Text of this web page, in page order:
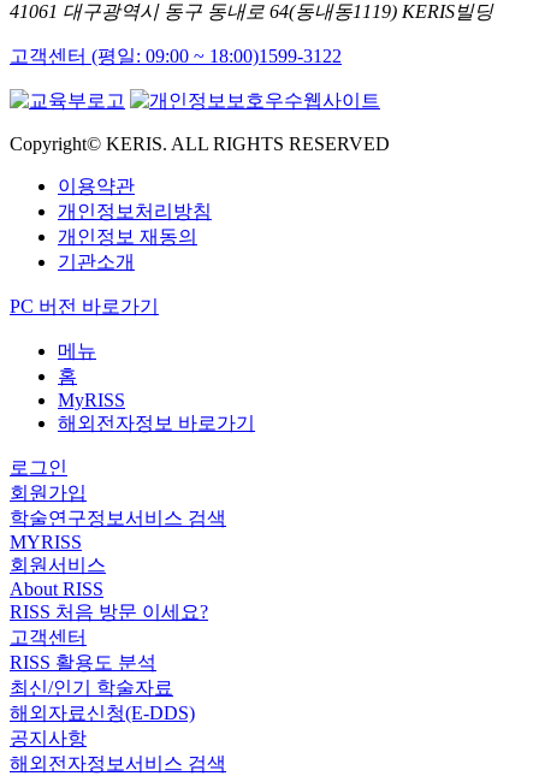
41061 대구광역시 동구 동내로 64(동내동1119) KERIS빌딩
고객센터 (평일: 09:00 ~ 18:00)1599-3122
Copyright© KERIS. ALL RIGHTS RESERVED
이용약관
개인정보처리방침
개인정보 재동의
기관소개
PC 버전 바로가기
메뉴
홈
MyRISS
해외전자정보 바로가기
로그인
회원가입
학술연구정보서비스 검색
MYRISS
회원서비스
About RISS
RISS 처음 방문 이세요?
고객센터
RISS 활용도 분석
최신/인기 학술자료
해외자료신청(E-DDS)
공지사항
해외전자정보서비스 검색